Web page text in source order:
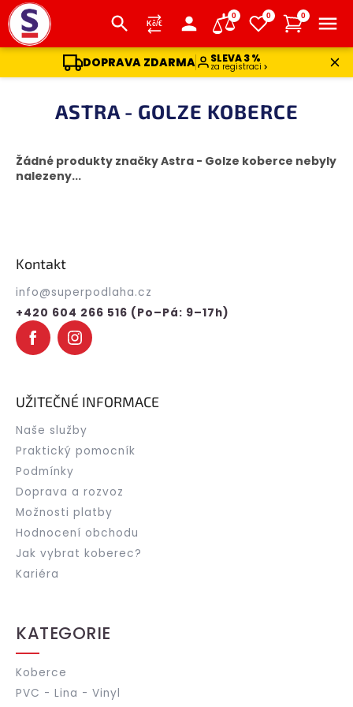
DOPRAVA ZDARMA SLEVA 3 %
za registraci
0 0 0
ASTRA - GOLZE KOBERCE
Žádné produkty značkyAstra - Golze koberce nebyly
nalezeny...
Kontakt
info@superpodlaha.cz
+420 604 266 516 (Po–Pá: 9–17h)
UŽITEČNÉ INFORMACE
Naše služby
Praktický pomocník
Podmínky
Doprava a rozvoz
Možnosti platby
Hodnocení obchodu
Jak vybrat koberec?
Kariéra
KATEGORIE
Koberce
PVC - Lina - Vinyl